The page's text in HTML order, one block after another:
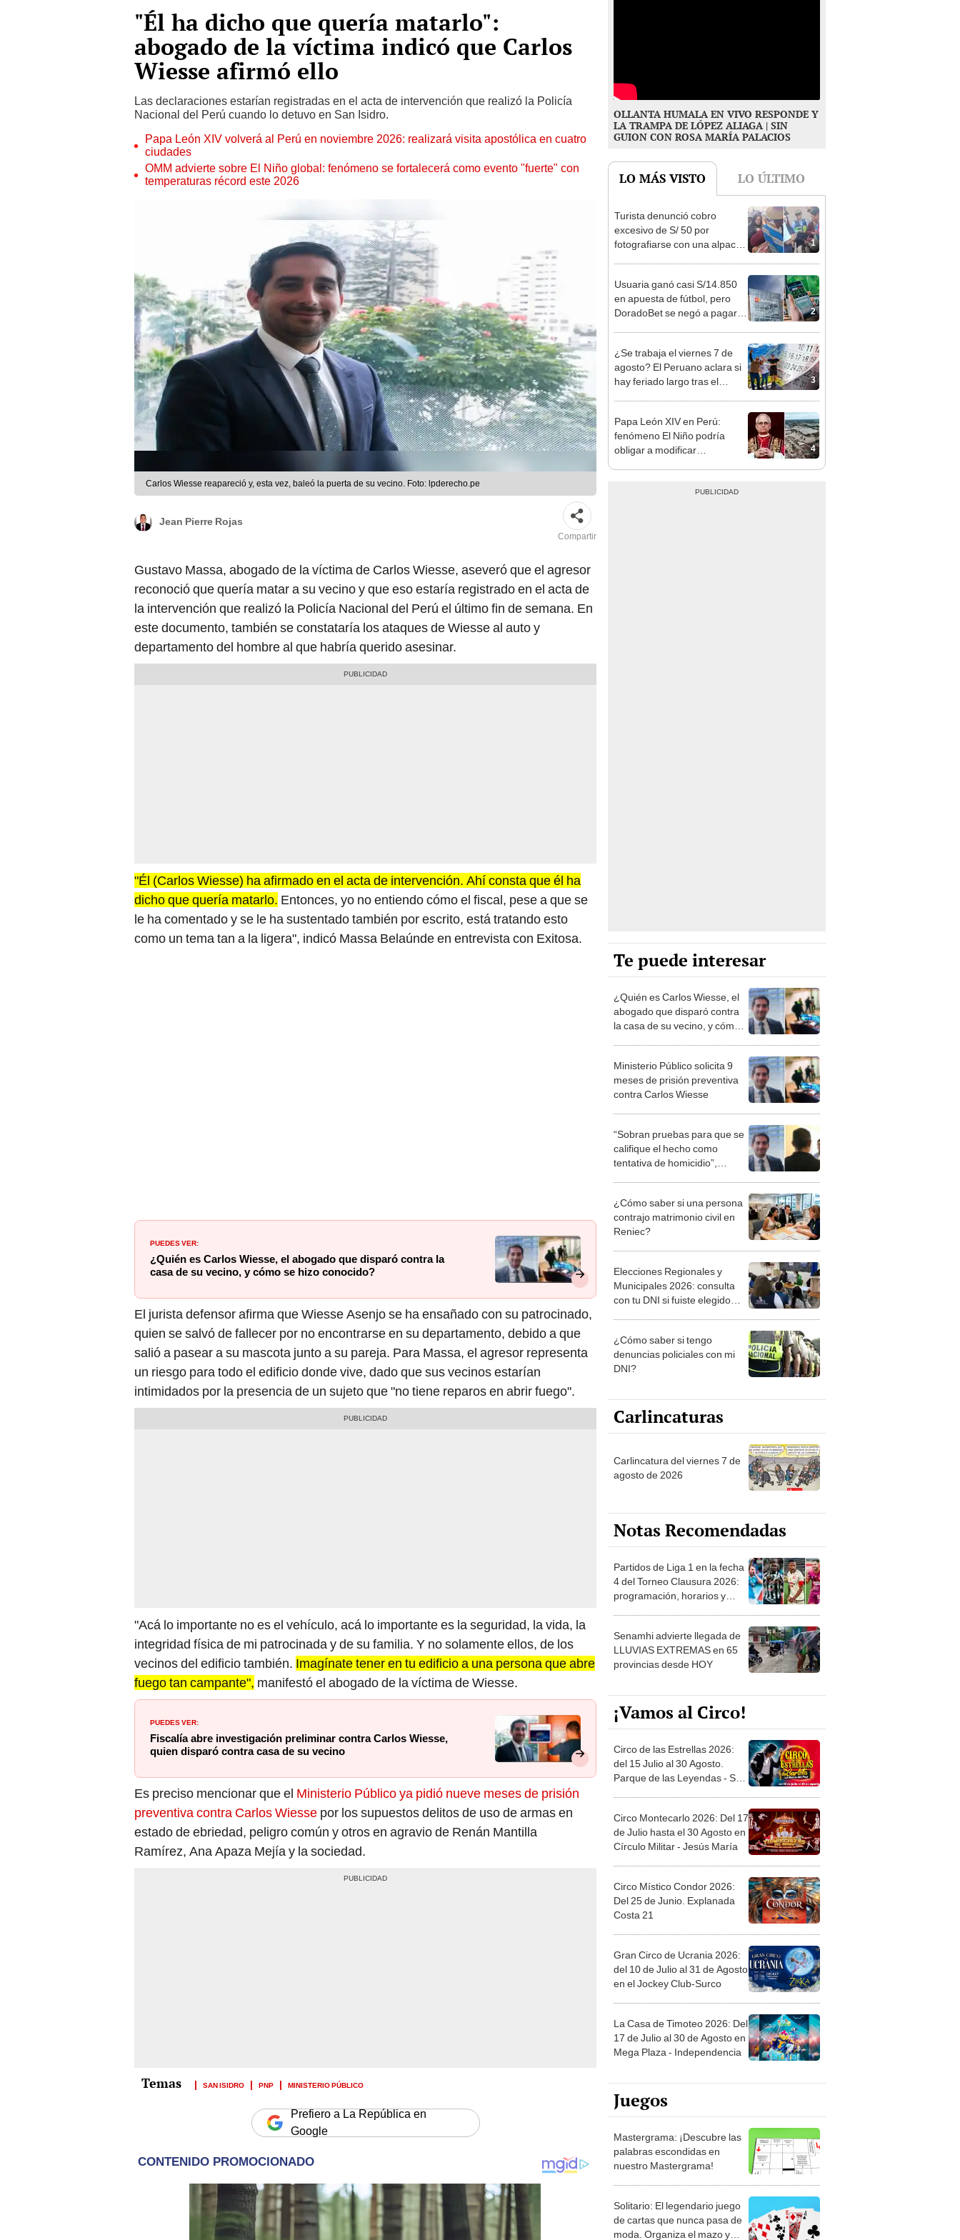
"Él ha dicho que quería matarlo":
abogado de la víctima indicó que Carlos
Wiesse afirmó ello
Las declaraciones estarían registradas en el acta de intervención que realizó la Policía
Nacional del Perú cuando lo detuvo en San Isidro.
Papa León XIV volverá al Perú en noviembre 2026: realizará visita apostólica en cuatro
ciudades
OMM advierte sobre El Niño global: fenómeno se fortalecerá como evento "fuerte" con
temperaturas récord este 2026
Carlos Wiesse reapareció y, esta vez, baleó la puerta de su vecino. Foto: lpderecho.pe
Jean Pierre Rojas
Compartir
Gustavo Massa, abogado de la víctima de Carlos Wiesse, aseveró que el agresor
reconoció que quería matar a su vecino y que eso estaría registrado en el acta de
la intervención que realizó la Policía Nacional del Perú el último fin de semana. En
este documento, también se constataría los ataques de Wiesse al auto y
departamento del hombre al que habría querido asesinar.
"Él (Carlos Wiesse) ha afirmado en el acta de intervención. Ahí consta que él ha
dicho que quería matarlo. Entonces, yo no entiendo cómo el fiscal, pese a que se
le ha comentado y se le ha sustentado también por escrito, está tratando esto
como un tema tan a la ligera", indicó Massa Belaúnde en entrevista con Exitosa.
PUEDES VER:
¿Quién es Carlos Wiesse, el abogado que disparó contra la
casa de su vecino, y cómo se hizo conocido?
El jurista defensor afirma que Wiesse Asenjo se ha ensañado con su patrocinado,
quien se salvó de fallecer por no encontrarse en su departamento, debido a que
salió a pasear a su mascota junto a su pareja. Para Massa, el agresor representa
un riesgo para todo el edificio donde vive, dado que sus vecinos estarían
intimidados por la presencia de un sujeto que "no tiene reparos en abrir fuego".
"Acá lo importante no es el vehículo, acá lo importante es la seguridad, la vida, la
integridad física de mi patrocinada y de su familia. Y no solamente ellos, de los
vecinos del edificio también. Imagínate tener en tu edificio a una persona que abre
fuego tan campante", manifestó el abogado de la víctima de Wiesse.
PUEDES VER:
Fiscalía abre investigación preliminar contra Carlos Wiesse,
quien disparó contra casa de su vecino
Es preciso mencionar que el Ministerio Público ya pidió nueve meses de prisión
preventiva contra Carlos Wiesse por los supuestos delitos de uso de armas en
estado de ebriedad, peligro común y otros en agravio de Renán Mantilla
Ramírez, Ana Apaza Mejía y la sociedad.
SAN ISIDRO PNP MINISTERIO PÚBLICO
Prefiero a La República en
Google
OLLANTA HUMALA EN VIVO RESPONDE Y
LA TRAMPA DE LÓPEZ ALIAGA | SIN
GUION CON ROSA MARÍA PALACIOS
LO MÁS VISTO LO ÚLTIMO
1
Turista denunció cobro
excesivo de S/ 50 por
fotografiarse con una alpaca
2
Usuaria ganó casi S/14.850
en apuesta de fútbol, pero
DoradoBet se negó a pagar:
3
¿Se trabaja el viernes 7 de
agosto? El Peruano aclara si
hay feriado largo tras el
4
Papa León XIV en Perú:
fenómeno El Niño podría
obligar a modificar
Te puede interesar
¿Quién es Carlos Wiesse, el
abogado que disparó contra
la casa de su vecino, y cómo
Ministerio Público solicita 9
meses de prisión preventiva
contra Carlos Wiesse
“Sobran pruebas para que se
califique el hecho como
tentativa de homicidio”,
¿Cómo saber si una persona
contrajo matrimonio civil en
Reniec?
Elecciones Regionales y
Municipales 2026: consulta
con tu DNI si fuiste elegido
la ONPE
¿Cómo saber si tengo
denuncias policiales con mi
DNI?
Carlincaturas
Carlincatura del viernes 7 de
agosto de 2026
Notas Recomendadas
Partidos de Liga 1 en la fecha
4 del Torneo Clausura 2026:
programación, horarios y
Senamhi advierte llegada de
LLUVIAS EXTREMAS en 65
provincias desde HOY
¡Vamos al Circo!
Circo de las Estrellas 2026:
del 15 Julio al 30 Agosto.
Parque de las Leyendas - San
Circo Montecarlo 2026: Del 17
de Julio hasta el 30 Agosto en
Círculo Militar - Jesús María
Circo Místico Condor 2026:
Del 25 de Junio. Explanada
Costa 21
Gran Circo de Ucrania 2026:
del 10 de Julio al 31 de Agosto
en el Jockey Club-Surco
La Casa de Timoteo 2026: Del
17 de Julio al 30 de Agosto en
Mega Plaza - Independencia
Juegos
Mastergrama: ¡Descubre las
palabras escondidas en
nuestro Mastergrama!
Solitario: El legendario juego
de cartas que nunca pasa de
moda. Organiza el mazo y